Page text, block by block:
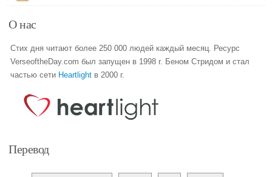
О нас
Стих дня читают более 250 000 людей каждый месяц. Ресурс
VerseoftheDay.com был запущен в 1998 г. Беном Стридом и стал
частью сети Heartlight в 2000 г.
Перевод